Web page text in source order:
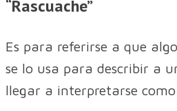
“Rascuache”
Es para referirse a que
se lo usa para describir a
llegar a interpretarse